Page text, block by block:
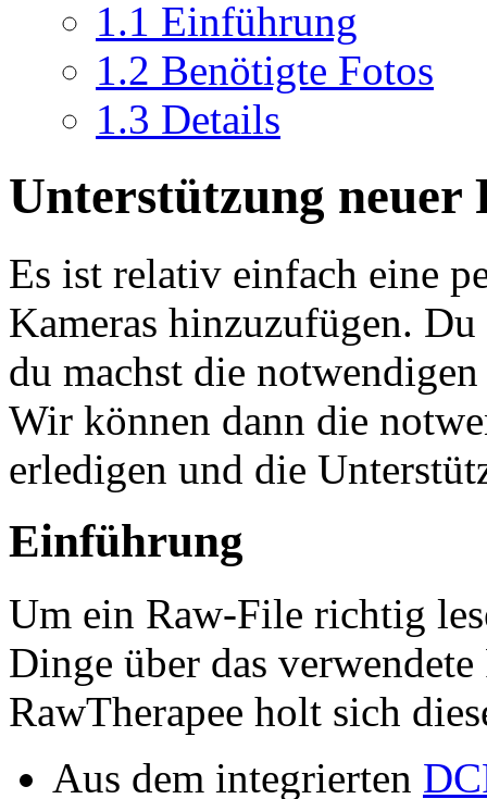
1.1 Einführung
1.2 Benötigte Fotos
1.3 Details
Unterstützung neuer
Es ist relativ einfach eine
Kameras hinzuzufügen.
du machst die
Wir können dann die
erledigen und die
Einführung
Um ein Raw-File richtig
Dinge über das
RawTherapee holt sich
Aus dem integrierten